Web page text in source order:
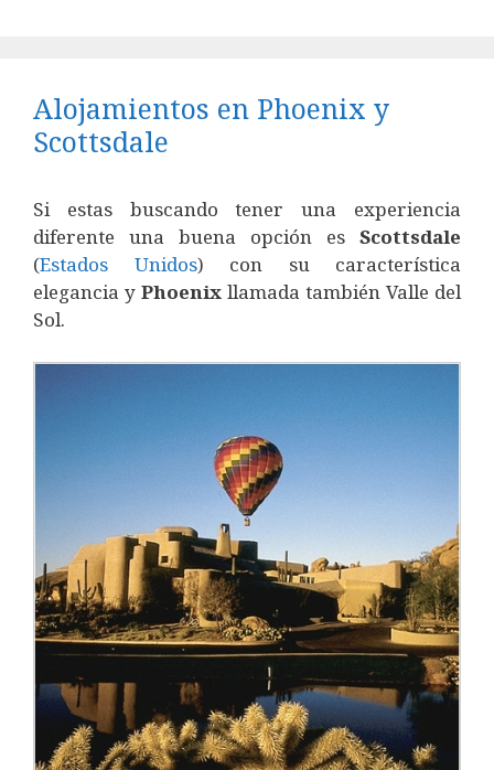
Alojamientos en Phoenix y
Scottsdale
Si estas buscando tener una experiencia
diferente una buena opción es Scottsdale
(Estados Unidos) con su característica
elegancia y Phoenix llamada también Valle del
Sol.